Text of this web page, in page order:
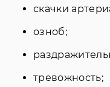
скачки
озноб;
тревожность;